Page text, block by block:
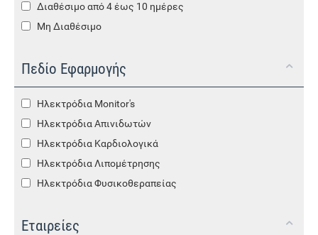
Διαθέσιμο από 4 έως 10 ημέρες
Μη Διαθέσιμο
Πεδίο Εφαρμογής
Ηλεκτρόδια Monitor's
Ηλεκτρόδια Απινιδωτών
Ηλεκτρόδια Καρδιολογικά
Ηλεκτρόδια Λιπομέτρησης
Ηλεκτρόδια Φυσικοθεραπείας
Εταιρείες